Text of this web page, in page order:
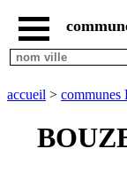
accueil
communes
regions
accueil > communes